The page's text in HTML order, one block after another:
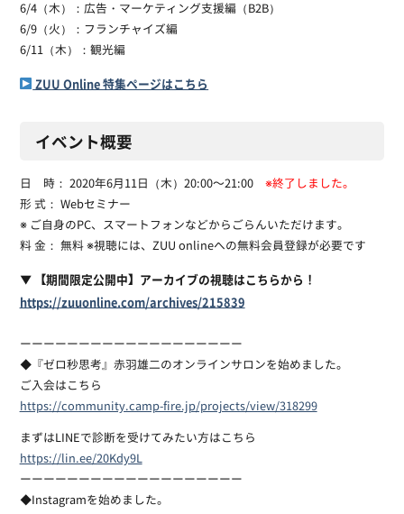
6/4（木）：広告・マーケティング支援編（B2B）
6/9（火）：フランチャイズ編
6/11（木）：観光編
ZUU Online 特集ページはこちら
イベント概要
日 時： 2020年6月11日（木）20:00〜21:00 ※終了しました。
形 式： Webセミナー
※ ご自身のPC、スマートフォンなどからごらんいただけます。
料 金： 無料 ※視聴には、ZUU onlineへの無料会員登録が必要です
▼ 【期間限定公開中】アーカイブの視聴はこちらから！
https://zuuonline.com/archives/215839
ーーーーーーーーーーーーーーーーーーー
◆『ゼロ秒思考』赤羽雄二のオンラインサロンを始めました。
ご入会はこちら
https://community.camp-fire.jp/projects/view/318299
まずはLINEで診断を受けてみたい方はこちら
https://lin.ee/20Kdy9L
ーーーーーーーーーーーーーーーーーーー
◆Instagramを始めました。